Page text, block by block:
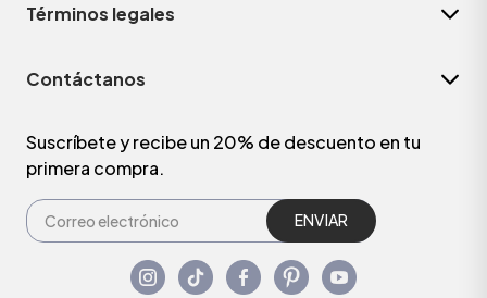
Términos legales
Contáctanos
Suscríbete y recibe un 20% de descuento en tu
primera compra.
ENVIAR